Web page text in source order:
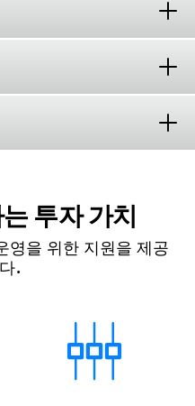
투자 가치
영을 위한 지원을 제공
.